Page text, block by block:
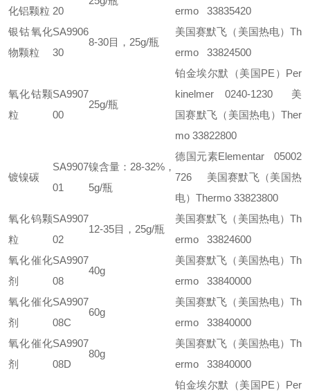
化铝颗粒 20
ermo 33835420
银钴氧化
物颗粒
SA9906
30
8-30目，25g/瓶
美国赛默飞（美国热电）Th
ermo 33824500
氧化钴颗
粒
SA9907
00
25g/瓶
铂金埃尔默（美国PE）Per
kinelmer 0240-1230 美
国赛默飞（美国热电）Ther
mo 33822800
镀镍碳
SA9907
01
镍含量：28-32%，
5g/瓶
德国元素Elementar 05002
726 美国赛默飞（美国热
电）Thermo 33823800
氧化钨颗
粒
SA9907
02
12-35目，25g/瓶
美国赛默飞（美国热电）Th
ermo 33824600
氧化催化
剂
SA9907
08
40g
美国赛默飞（美国热电）Th
ermo 33840000
氧化催化
剂
SA9907
08C
60g
美国赛默飞（美国热电）Th
ermo 33840000
氧化催化
剂
SA9907
08D
80g
美国赛默飞（美国热电）Th
ermo 33840000
铂金埃尔默（美国PE）Per